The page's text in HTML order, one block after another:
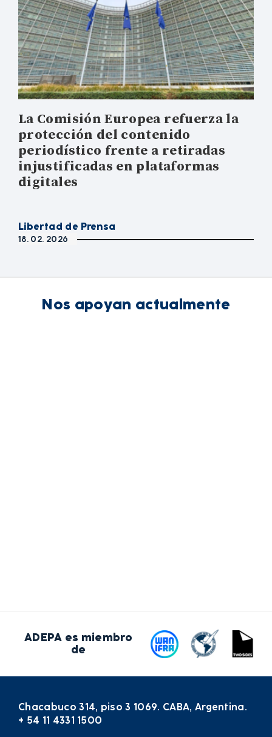
La Comisión Europea refuerza la
protección del contenido
periodístico frente a retiradas
injustificadas en plataformas
digitales
Libertad de Prensa
18. 02. 2026
Nos apoyan actualmente
ADEPA es miembro
de
Chacabuco 314, piso 3 1069. CABA, Argentina.
+ 54 11 4331 1500